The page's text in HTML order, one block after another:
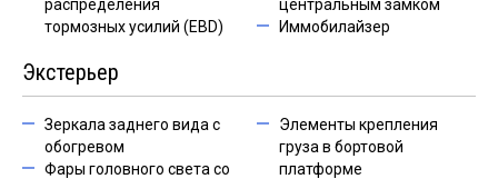
распределения
тормозных усилий (EBD)
центральным замком
Иммобилайзер
Экстерьер
Зеркала заднего вида с
обогревом
Фары головного света со
Элементы крепления
груза в бортовой
платформе